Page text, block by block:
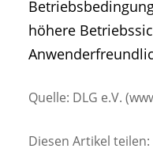
höhere
Quelle: DLG e.V.
Diesen Artikel teilen: